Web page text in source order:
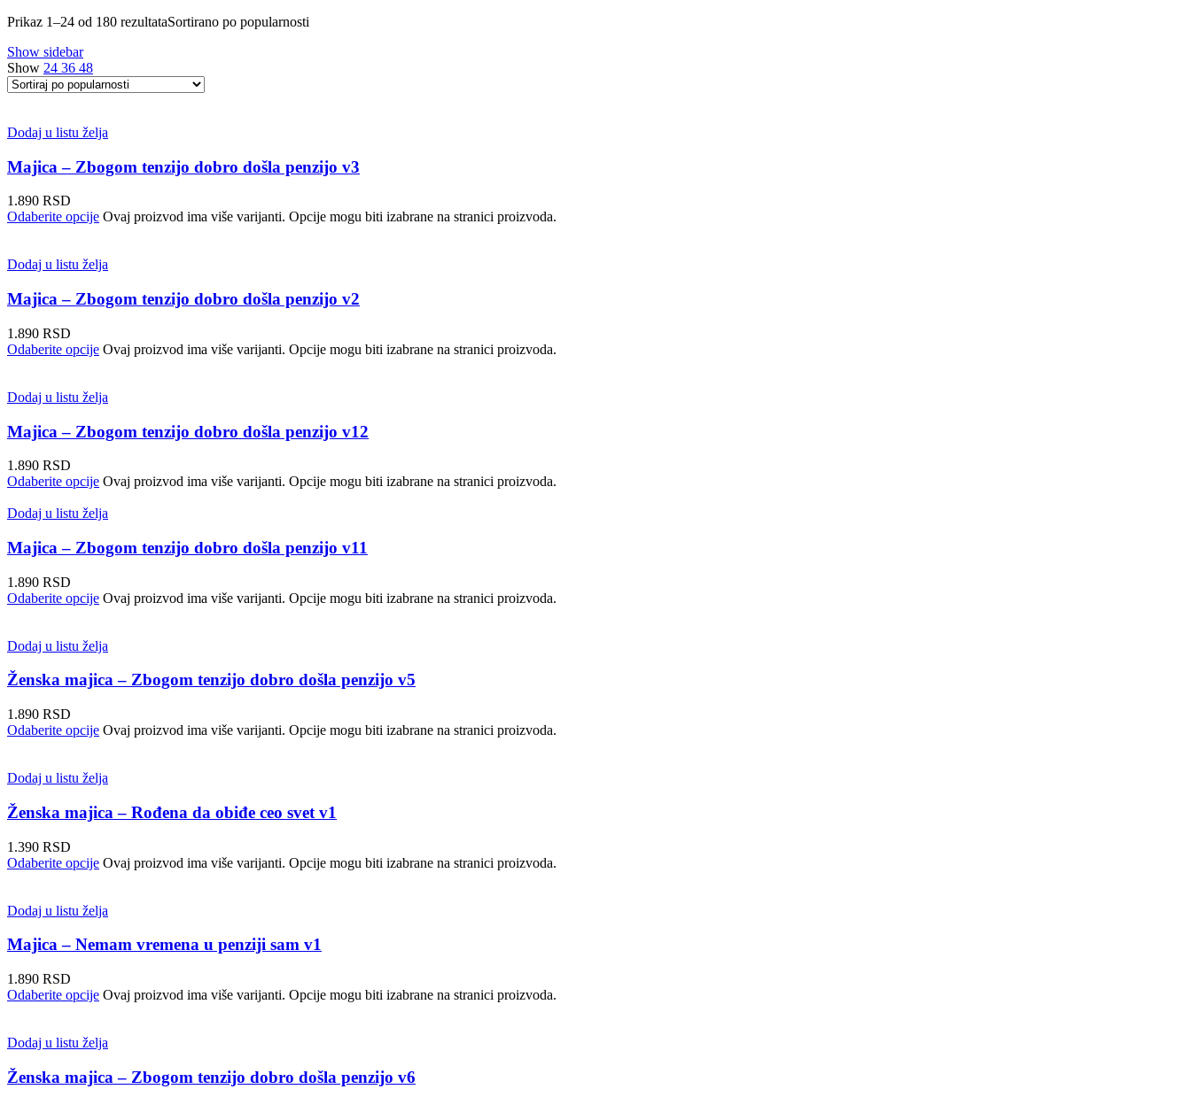
Prikaz 1–24 od 180 rezultataSortirano po popularnosti
Show sidebar
Show 24 36 48
Dodaj u listu želja
Majica – Zbogom tenzijo dobro došla penzijo v3
1.890 RSD
Odaberite opcije Ovaj proizvod ima više varijanti. Opcije mogu biti izabrane na stranici proizvoda.
Dodaj u listu želja
Majica – Zbogom tenzijo dobro došla penzijo v2
1.890 RSD
Odaberite opcije Ovaj proizvod ima više varijanti. Opcije mogu biti izabrane na stranici proizvoda.
Dodaj u listu želja
Majica – Zbogom tenzijo dobro došla penzijo v12
1.890 RSD
Odaberite opcije Ovaj proizvod ima više varijanti. Opcije mogu biti izabrane na stranici proizvoda.
Dodaj u listu želja
Majica – Zbogom tenzijo dobro došla penzijo v11
1.890 RSD
Odaberite opcije Ovaj proizvod ima više varijanti. Opcije mogu biti izabrane na stranici proizvoda.
Dodaj u listu želja
Ženska majica – Zbogom tenzijo dobro došla penzijo v5
1.890 RSD
Odaberite opcije Ovaj proizvod ima više varijanti. Opcije mogu biti izabrane na stranici proizvoda.
Dodaj u listu želja
Ženska majica – Rođena da obiđe ceo svet v1
1.390 RSD
Odaberite opcije Ovaj proizvod ima više varijanti. Opcije mogu biti izabrane na stranici proizvoda.
Dodaj u listu želja
Majica – Nemam vremena u penziji sam v1
1.890 RSD
Odaberite opcije Ovaj proizvod ima više varijanti. Opcije mogu biti izabrane na stranici proizvoda.
Dodaj u listu želja
Ženska majica – Zbogom tenzijo dobro došla penzijo v6